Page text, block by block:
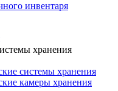
инвентаря
хранения
системы хранения
камеры хранения